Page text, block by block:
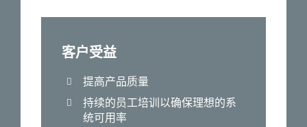
客户受益
提高产品质量
持续的员工培训以确保理想的系
统可用率